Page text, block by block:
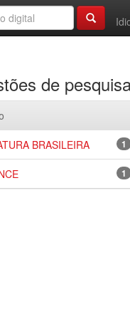
de
1
BRASILEIRA
1